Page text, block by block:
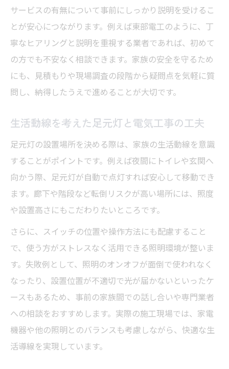
サービスの有無について事前にしっかり説明を受けるこ
とが安心につながります。例えば東部電工のように、丁
寧なヒアリングと説明を重視する業者であれば、初めて
の方でも不安なく相談できます。家族の安全を守るため
にも、見積もりや現場調査の段階から疑問点を気軽に質
問し、納得したうえで進めることが大切です。
生活動線を考えた足元灯と電気工事の工夫
足元灯の設置場所を決める際は、家族の生活動線を意識
することがポイントです。例えば夜間にトイレや玄関へ
向かう際、足元灯が自動で点灯すれば安心して移動でき
ます。廊下や階段など転倒リスクが高い場所には、照度
や設置高さにもこだわりたいところです。
さらに、スイッチの位置や操作方法にも配慮すること
で、使う方がストレスなく活用できる照明環境が整いま
す。失敗例として、照明のオンオフが面倒で使われなく
なったり、設置位置が不適切で光が届かないといったケ
ースもあるため、事前の家族間での話し合いや専門業者
への相談をおすすめします。実際の施工現場では、家電
機器や他の照明とのバランスも考慮しながら、快適な生
活導線を実現しています。